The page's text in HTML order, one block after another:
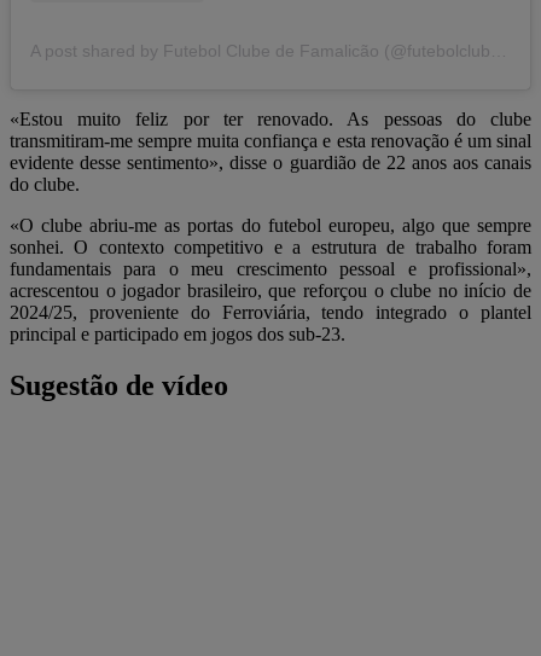
«Estou muito feliz por ter renovado. As pessoas do clube
transmitiram-me sempre muita confiança e esta renovação é um sinal
evidente desse sentimento», disse o guardião de 22 anos aos canais
do clube.
«O clube abriu-me as portas do futebol europeu, algo que sempre
sonhei. O contexto competitivo e a estrutura de trabalho foram
fundamentais para o meu crescimento pessoal e profissional»,
acrescentou o jogador brasileiro, que reforçou o clube no início de
2024/25, proveniente do Ferroviária, tendo integrado o plantel
principal e participado em jogos dos sub-23.
Sugestão de vídeo